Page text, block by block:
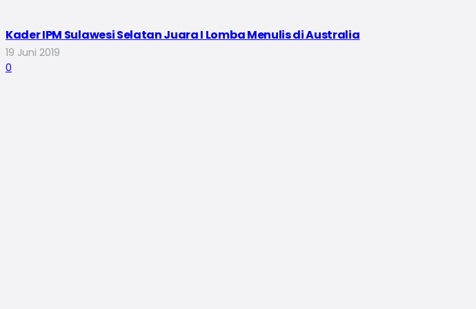
Kader IPM Sulawesi Selatan Juara I Lomba Menulis di Australia
19 Juni 2019
0